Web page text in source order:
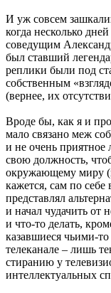
И уж совсем
когда несколько
соведущим
был ставший
реплики были под
собственным
(вернее, их
Вроде бы, как я и
мало связано меж
и не очень приятное
свою должность,
окружающему миру
кажется, сам по себе
представлял
и начал чудачить от
и что-то делать,
казавшиеся чьими-
телеканале – лишь
стиранию у
интеллектуальных